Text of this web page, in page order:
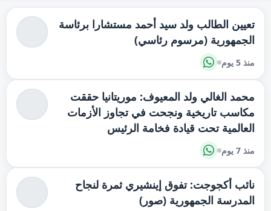
تعيين الطالب ولد سيد أحمد مستشارا برئاسة
الجمهورية (مرسوم رئاسي)
منذ 5 يوم
محمد الغالي ولد المعيوف: موريتانيا حققت
مكاسب تاريخية ونجحت في تجاوز الأزمات
العالمية تحت قيادة فخامة الرئيس
منذ 7 يوم
نائب أكجوجت: تفوق إينشيري ثمرة لنجاح
المدرسة الجمهورية (صور)